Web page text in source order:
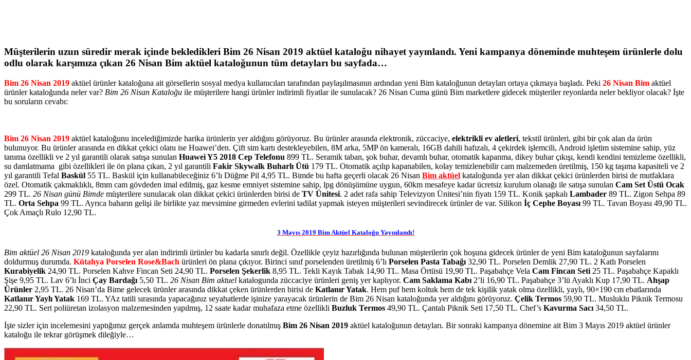
Müşterilerin uzun süredir merak içinde bekledikleri Bim 26 Nisan 2019 aktüel kataloğu nihayet yayınlandı. Yeni kampanya döneminde muhteşem ürünlerle dolu
odlu olarak karşımıza çıkan 26 Nisan Bim aktüel kataloğunun tüm detayları bu sayfada…
Bim 26 Nisan 2019 aktüel ürünler kataloğuna ait görsellerin sosyal medya kullanıcıları tarafından paylaşılmasının ardından yeni Bim kataloğunun detayları ortaya çıkmaya başladı. Peki 26 Nisan Bim aktüel
ürünler kataloğunda neler var? Bim 26 Nisan Kataloğu ile müşterilere hangi ürünler indirimli fiyatlar ile sunulacak? 26 Nisan Cuma günü Bim marketlere gidecek müşteriler reyonlarda neler bekliyor olacak? İşte
bu soruların cevabı:
Bim 26 Nisan 2019 aktüel kataloğunu incelediğimizde harika ürünlerin yer aldığını görüyoruz. Bu ürünler arasında elektronik, züccaciye, elektrikli ev aletleri, tekstil ürünleri, gibi bir çok alan da ürün
bulunuyor. Bu ürünler arasında en dikkat çekici olanı ise Huawei’den. Çift sim kartı destekleyebilen, 8M arka, 5MP ön kameralı, 16GB dahili hafızalı, 4 çekirdek işlemcili, Android işletim sistemine sahip, yüz
tanıma özellikli ve 2 yıl garantili olarak satışa sunulan Huawei Y5 2018 Cep Telefonu 899 TL. Seramik taban, şok buhar, devamlı buhar, otomatik kapanma, dikey buhar çıkışı, kendi kendini temizleme özellikli,
su damlatmama gibi özellikleri ile ön plana çıkan, 2 yıl garantili Fakir Skywalk Buharlı Ütü 179 TL. Otomatik açılıp kapanabilen, kolay temizlenebilir cam malzemeden üretilmiş, 150 kg taşıma kapasiteli ve 2
yıl garantili Tefal Baskül 55 TL. Baskül için kullanabileceğiniz 6’lı Düğme Pil 4,95 TL. Bimde bu hafta geçerli olacak 26 Nisan Bim aktüel kataloğunda yer alan dikkat çekici ürünlerden birisi de mutfaklara
özel. Otomatik çakmaklıklı, 8mm cam gövdeden imal edilmiş, gaz kesme emniyet sistemine sahip, lpg dönüşümüne uygun, 60km mesafeye kadar ücretsiz kurulum olanağı ile satışa sunulan Cam Set Üstü Ocak
299 TL. 26 Nisan günü Bimde müşterilere sunulacak olan dikkat çekici ürünlerden birisi de TV Ünitesi. 2 adet rafa sahip Televizyon Ünitesi’nin fiyatı 159 TL. Konik şapkalı Lambader 89 TL. Zigon Sehpa 89
TL. Orta Sehpa 99 TL. Ayrıca baharın gelişi ile birlikte yaz mevsimine girmeden evlerini tadilat yapmak isteyen müşterileri sevindirecek ürünler de var. Silikon İç Cephe Boyası 99 TL. Tavan Boyası 49,90 TL.
Çok Amaçlı Rulo 12,90 TL.
3 Mayıs 2019 Bim Aktüel Kataloğu Yayınlandı!
Bim aktüel 26 Nisan 2019 kataloğunda yer alan indirimli ürünler bu kadarla sınırlı değil. Özellikle çeyiz hazırlığında bulunan müşterilerin çok hoşuna gidecek ürünler de yeni Bim kataloğunun sayfalarını
doldurmuş durumda. Kütahya Porselen Rose&Bach ürünleri ön plana çıkıyor. Birinci sınıf porselenden üretilmiş 6’lı Porselen Pasta Tabağı32,90 TL. Porselen Demlik 27,90 TL. 2 Katlı Porselen
Kurabiyelik 24,90 TL. Porselen Kahve Fincan Seti 24,90 TL. Porselen Şekerlik 8,95 TL. Tekli Kayık Tabak 14,90 TL. Masa Örtüsü 19,90 TL. Paşabahçe Vela Cam Fincan Seti25 TL. Paşabahçe Kapaklı
Şişe 9,95 TL. Lav 6’lı İnci Çay Bardağı5,50 TL. 26 Nisan Bim aktuel katalogunda züccaciye ürünleri geniş yer kaplıyor. Cam Saklama Kabı2’li 16,90 TL. Paşabahçe 3’lü Ayaklı Kup 17,90 TL. Ahşap
Ürünler 2,95 TL. 26 Nisan’da Bime gelecek ürünler arasında dikkat çeken ürünlerden birisi de Katlanır Yatak. Hem puf hem koltuk hem de tek kişilik yatak olma özellikli, yaylı, 90×190 cm ebatlarında
Katlanır Yaylı Yatak 169 TL. YAz tatili sırasında yapacağınız seyahatlerde işinize yarayacak ürünlerin de Bim 26 Nisan kataloğunda yer aldığını görüyoruz. Çelik Termos 59,90 TL. Musluklu Piknik Termosu
22,90 TL. Sert poliüretan izolasyon malzemesinden yapılmış, 12 saate kadar muhafaza etme özellikli Buzluk Termos 49,90 TL. Çantalı Piknik Seti 17,50 TL. Chef’s Kavurma Sacı34,50 TL.
İşte sizler için incelemesini yaptığımız gerçek anlamda muhteşem ürünlerle donatılmış Bim 26 Nisan 2019 aktüel kataloğunun detayları. Bir sonraki kampanya dönemine ait Bim 3 Mayıs 2019 aktüel ürünler
kataloğu ile tekrar görüşmek dileğiyle…